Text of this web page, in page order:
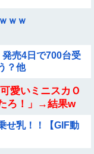
ｗｗ
発売4日で700台受
？他
愛いミニスカＯ
ろ！」→結果w
せ乳！！【GIF動